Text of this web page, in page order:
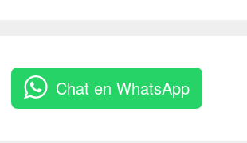
Chat en WhatsApp